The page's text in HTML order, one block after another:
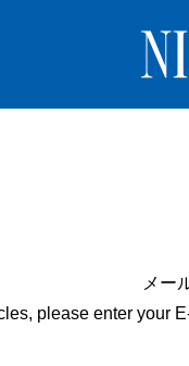
メー
please enter your